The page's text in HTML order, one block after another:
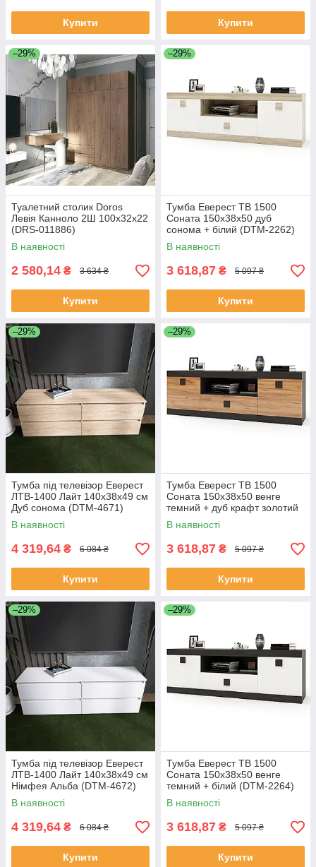
Купити Купити
–29%
Туалетний столик Doros
Левія Канноло 2Ш 100х32х22
(DRS-011886)
В наявності
2 580,14 ₴ 3 634 ₴
Купити
–29%
Тумба Еверест ТВ 1500
Соната 150х38х50 дуб
сонома + білий (DTM-2262)
В наявності
3 618,87 ₴ 5 097 ₴
Купити
–29%
Тумба під телевізор Еверест
ЛТВ-1400 Лайт 140х38х49 см
Дуб сонома (DTM-4671)
В наявності
4 319,64 ₴ 6 084 ₴
Купити
–29%
Тумба Еверест ТВ 1500
Соната 150х38х50 венге
темний + дуб крафт золотий
(DTM-2263)
В наявності
3 618,87 ₴ 5 097 ₴
Купити
–29%
Тумба під телевізор Еверест
ЛТВ-1400 Лайт 140х38х49 см
Німфея Альба (DTM-4672)
В наявності
4 319,64 ₴ 6 084 ₴
Купити
–29%
Тумба Еверест ТВ 1500
Соната 150х38х50 венге
темний + білий (DTM-2264)
В наявності
3 618,87 ₴ 5 097 ₴
Купити